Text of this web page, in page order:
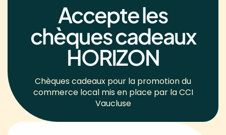
Accepte les
chèques cadeaux
HORIZON
Chèques cadeaux pour la promotion du
commerce local mis en place par la CCI
Vaucluse